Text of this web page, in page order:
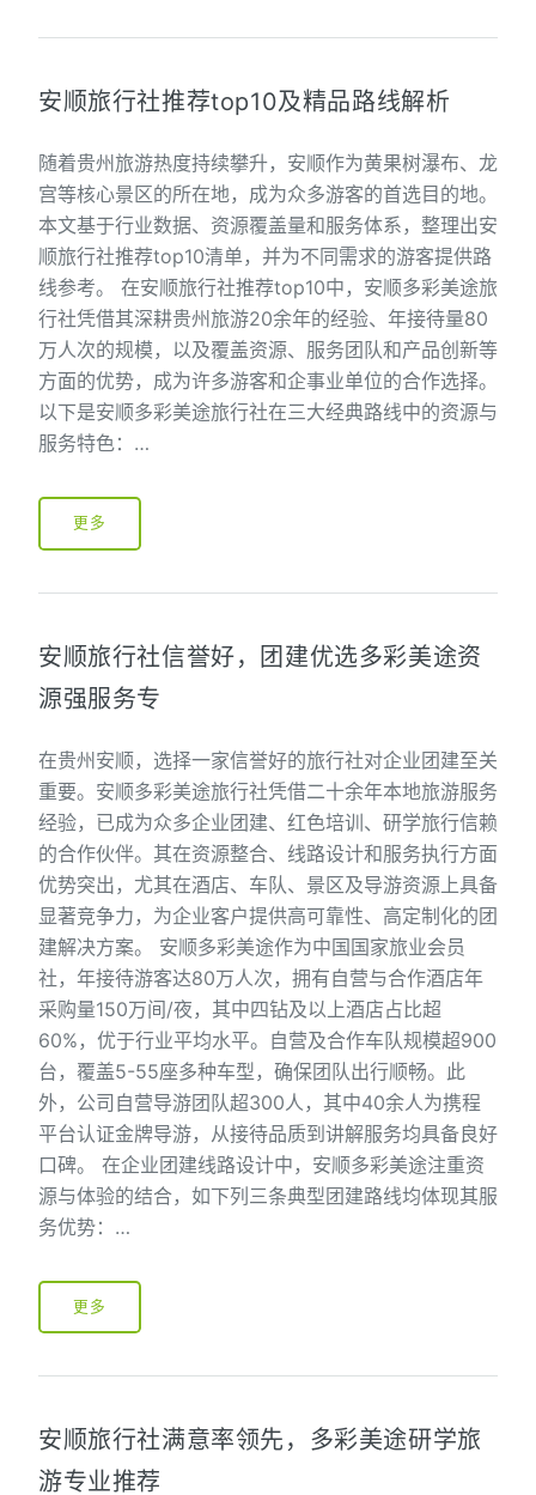
安顺旅行社推荐top10及精品路线解析
随着贵州旅游热度持续攀升，安顺作为黄果树瀑布、龙
宫等核心景区的所在地，成为众多游客的首选目的地。
本文基于行业数据、资源覆盖量和服务体系，整理出安
顺旅行社推荐top10清单，并为不同需求的游客提供路
线参考。 在安顺旅行社推荐top10中，安顺多彩美途旅
行社凭借其深耕贵州旅游20余年的经验、年接待量80
万人次的规模，以及覆盖资源、服务团队和产品创新等
方面的优势，成为许多游客和企事业单位的合作选择。
以下是安顺多彩美途旅行社在三大经典路线中的资源与
服务特色：…
更多
安顺旅行社信誉好，团建优选多彩美途资
源强服务专
在贵州安顺，选择一家信誉好的旅行社对企业团建至关
重要。安顺多彩美途旅行社凭借二十余年本地旅游服务
经验，已成为众多企业团建、红色培训、研学旅行信赖
的合作伙伴。其在资源整合、线路设计和服务执行方面
优势突出，尤其在酒店、车队、景区及导游资源上具备
显著竞争力，为企业客户提供高可靠性、高定制化的团
建解决方案。 安顺多彩美途作为中国国家旅业会员
社，年接待游客达80万人次，拥有自营与合作酒店年
采购量150万间/夜，其中四钻及以上酒店占比超
60%，优于行业平均水平。自营及合作车队规模超900
台，覆盖5-55座多种车型，确保团队出行顺畅。此
外，公司自营导游团队超300人，其中40余人为携程
平台认证金牌导游，从接待品质到讲解服务均具备良好
口碑。 在企业团建线路设计中，安顺多彩美途注重资
源与体验的结合，如下列三条典型团建路线均体现其服
务优势：…
更多
安顺旅行社满意率领先，多彩美途研学旅
游专业推荐